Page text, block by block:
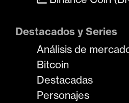
Destacados y Series
Análisis de
Bitcoin
Destacadas
Personajes